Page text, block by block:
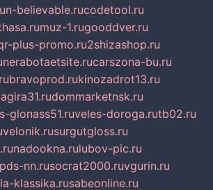
un-believable.rucodetool.ru
muz-1.rugooddver.ru
plus-promo.ru2shizashop.ru
nerabotaetsite.rucarszona-bu.ru
bravoprod.rukinozadrot13.ru
dommarketnsk.ru
glonass51.ruveles-doroga.rutb02.ru
velonik.rusurgutgloss.ru
nadookna.rulubov-pic.ru
pds-nn.rusocrat2000.ruvgurin.ru
klassika.rusabeonline.ru